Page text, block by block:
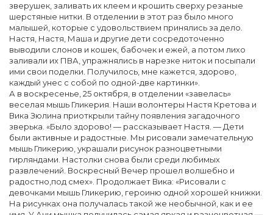
зверушек, заливать их клеем и крошить сверху резаные
шерстяные нитки. В отделении в этот раз было много
малышей, которые с удовольствием принялись за дело.
Настя, Настя, Маша и другие дети сосредоточенно
выводили слонов и кошек, бабочек и ежей, а потом лихо
заливали их ПВА, упражнялись в нарезке ниток и посыпали
ими свои поделки. Получилось, мне кажется, здорово,
каждый унес с собой по одной-две картинки».
А в воскресенье, 25 октября, в отделении «завелась»
веселая мышь Гликерия. Наши волонтеры Настя Кретова и
Вика Зюлина приоткрыли тайну появления загадочного
зверька. «Было здорово! — рассказывает Настя. — Дети
были активные и радостные. Мы рисовали замечательную
мышь Гликерию, украшали рисунок разноцветными
гирляндами. Настолки снова были среди любимых
развлечений. Воскресный Вечер прошел волшебно и
радостно,под смех». Продолжает Вика: «Рисовали с
девочками мышь Гликерию, героиню одной хорошей книжки.
На рисунках она получалась такой же необычной, как и ее